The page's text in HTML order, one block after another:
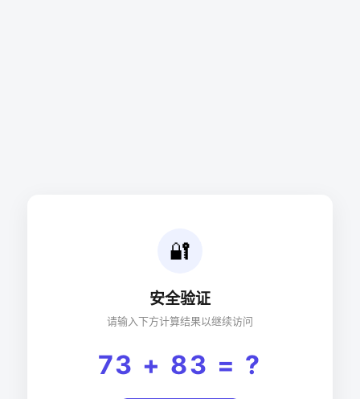
🔐
安全验证
请输入下方计算结果以继续访问
73 + 83 = ?